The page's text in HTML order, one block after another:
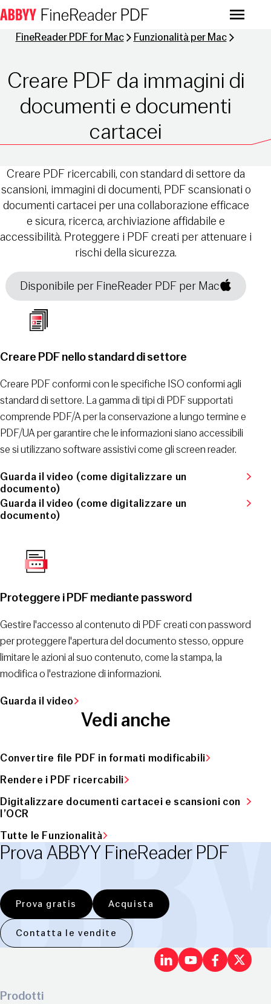
Menu
FineReader PDF for Mac Funzionalità per Mac
Creare PDF da immagini di
documenti e documenti
cartacei
Creare PDF ricercabili, con standard di settore da
scansioni, immagini di documenti, PDF scansionati o
documenti cartacei per una collaborazione efficace
e sicura, ricerca, archiviazione affidabile e
accessibilità. Proteggere i PDF creati per attenuare i
rischi della sicurezza.
Disponibile per FineReader PDF per Mac
Creare PDF nello standard di settore
Creare PDF conformi con le specifiche ISO conformi agli
standard di settore. La gamma di tipi di PDF supportati
comprende PDF/A per la conservazione a lungo termine e
PDF/UA per garantire che le informazioni siano accessibili
se si utilizzano software assistivi come gli screen reader.
Guarda il video (come digitalizzare un
documento)
Guarda il video (come digitalizzare un
documento)
Proteggere i PDF mediante password
Gestire l'accesso al contenuto di PDF creati con password
per proteggere l'apertura del documento stesso, oppure
limitare le azioni al suo contenuto, come la stampa, la
modifica o l'estrazione di informazioni.
Guarda il video
Vedi anche
Convertire file PDF in formati modificabili
Rendere i PDF ricercabili
Digitalizzare documenti cartacei e scansioni con
l’OCR
Tutte le Funzionalità
Prova ABBYY FineReader PDF
Prova gratis Acquista
Contatta le vendite
LinkedInX
Prodotti